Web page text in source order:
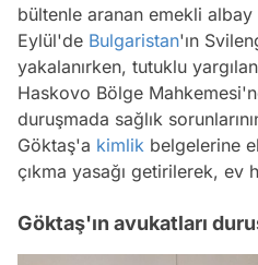
bültenle aranan emekli albay
Eylül'de Bulgaristan'ın
yakalanırken, tutuklu
Haskovo Bölge
duruşmada sağlık
Göktaş'a kimlik belgelerine
çıkma yasağı getirilerek, ev
Göktaş'ın avukatları